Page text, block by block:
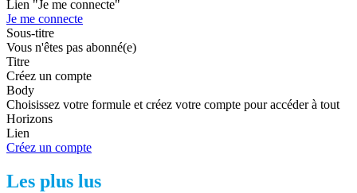
Lien "Je me connecte"
Je me connecte
Sous-titre
Vous n'êtes pas abonné(e)
Titre
Créez un compte
Body
Choisissez votre formule et créez votre compte pour accéder à tout
Horizons
Lien
Créez un compte
Les plus lus